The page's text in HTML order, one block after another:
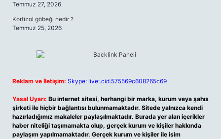
Temmuz 27, 2026
Kortizol göbeği nedir ?
Temmuz 25, 2026
Reklam ve İletişim: Skype: live:.cid.575569c608265c69
Yasal Uyarı: Bu internet sitesi, herhangi bir marka, kurum veya şahıs
şirketi ile hiçbir bağlantısı bulunmamaktadır. Sitede yalnızca kendi
hazırladığımız makaleler paylaşılmaktadır. Burada yer alan içerikler
haber niteliği taşımamakta olup, gerçek kurum ve kişiler hakkında
paylaşım yapılmamaktadır. Gerçek kurum ve kişiler ile isim